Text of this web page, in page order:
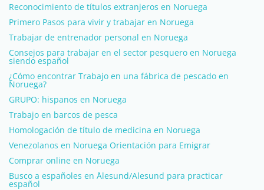
Reconocimiento de títulos extranjeros en Noruega
Primero Pasos para vivir y trabajar en Noruega
Trabajar de entrenador personal en Noruega
Consejos para trabajar en el sector pesquero en Noruega
siendo español
¿Cómo encontrar Trabajo en una fábrica de pescado en
Noruega?
GRUPO: hispanos en Noruega
Trabajo en barcos de pesca
Homologación de título de medicina en Noruega
Venezolanos en Noruega Orientación para Emigrar
Comprar online en Noruega
Busco a españoles en Ålesund/Alesund para practicar
español